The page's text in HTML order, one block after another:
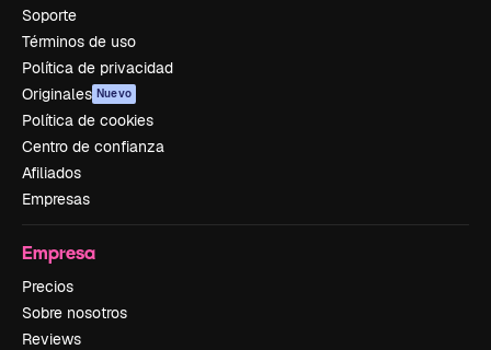
Soporte
Términos de uso
Política de privacidad
Originales Nuevo
Política de cookies
Centro de confianza
Afiliados
Empresas
Empresa
Precios
Sobre nosotros
Reviews